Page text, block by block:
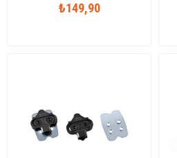
₺149,90